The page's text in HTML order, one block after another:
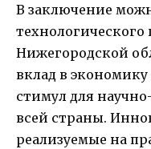
В заключение
Нижегородской
вклад в
стимул для
всей страны.
реализуемые на